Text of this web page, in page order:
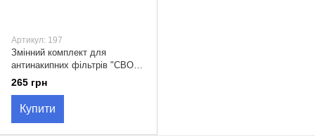
Артикул: 197
Змінний комплект для
антинакипних фільтрів "СВОД-
AS" SC100 (100 мл).
265 грн
Купити